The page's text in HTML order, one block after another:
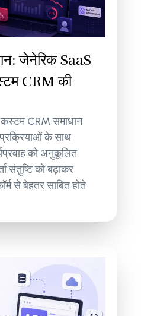
जेनेरिक SaaS
CRM की
CRM समाधान
प्रक्रियाओं के साथ
को अनुकूलित
संतुष्टि को बढ़ाकर
से बेहतर साबित होते